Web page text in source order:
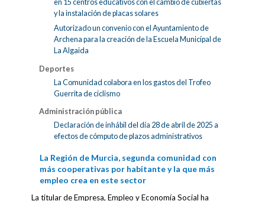
y la instalación de placas solares
Autorizado un convenio con el Ayuntamiento de
Archena para la creación de la Escuela Municipal de
La Algaida
Deportes
La Comunidad colabora en los gastos del Trofeo
Guerrita de ciclismo
Administración pública
Declaración de inhábil del día 28 de abril de 2025 a
efectos de cómputo de plazos administrativos
La Región de Murcia, segunda comunidad con
más cooperativas por habitante y la que más
empleo crea en este sector
La titular de Empresa, Empleo y Economía Social ha